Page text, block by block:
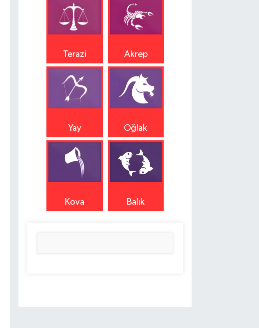
Terazi Akrep
Yay Oğlak
Kova Balık